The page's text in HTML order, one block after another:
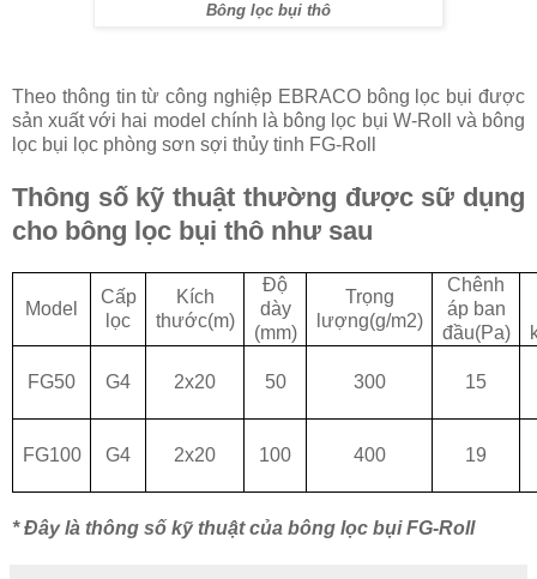
Bông lọc bụi thô
Theo thông tin từ công nghiệp EBRACO bông lọc bụi được
sản xuất với hai model chính là bông lọc bụi W-Roll và bông
lọc bụi lọc phòng sơn sợi thủy tinh FG-Roll
Thông số kỹ thuật thường được sữ dụng
cho bông lọc bụi thô như sau
Model
Cấp
lọc
Kích
thước(m)
Độ
dày
(mm)
Trọng
lượng(g/m2)
Chênh
áp ban
đầu(Pa)
FG50 G4 2x20 50 300 15
FG100 G4 2x20 100 400 19
* Đây là thông số kỹ thuật của bông lọc bụi FG-Roll